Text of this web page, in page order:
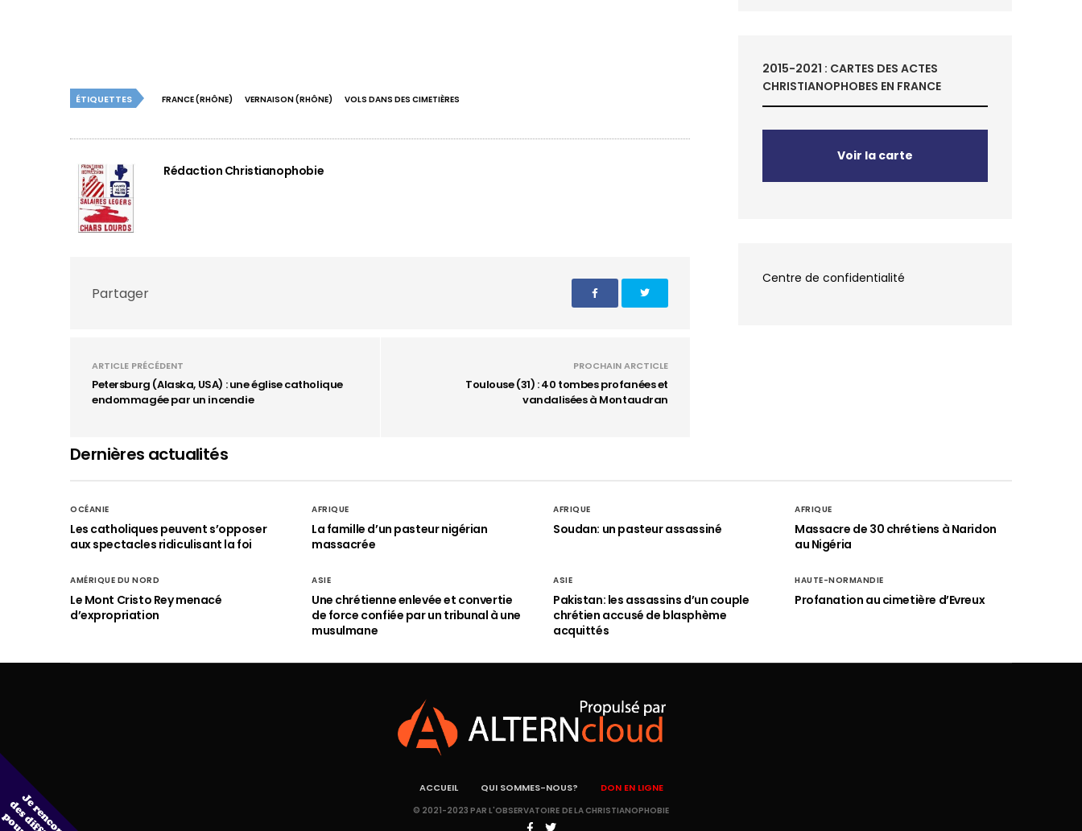
ÉTIQUETTES FRANCE (RHÔNE) VERNAISON (RHÔNE) VOLS DANS DES CIMETIÈRES
Rédaction Christianophobie
Partager
ARTICLE PRÉCÉDENT
Petersburg (Alaska, USA) : une église catholique
endommagée par un incendie
PROCHAIN ARCTICLE
Toulouse (31) : 40 tombes profanées et
vandalisées à Montaudran
2015-2021 : CARTES DES ACTES
CHRISTIANOPHOBES EN FRANCE
Voir la carte
Centre de confidentialité
Dernières actualités
OCÉANIE
Les catholiques peuvent s’opposer
aux spectacles ridiculisant la foi
AFRIQUE
La famille d’un pasteur nigérian
massacrée
AFRIQUE
Soudan: un pasteur assassiné
AFRIQUE
Massacre de 30 chrétiens à Naridon
au Nigéria
AMÉRIQUE DU NORD
Le Mont Cristo Rey menacé
d’expropriation
ASIE
Une chrétienne enlevée et convertie
de force confiée par un tribunal à une
musulmane
ASIE
Pakistan: les assassins d’un couple
chrétien accusé de blasphème
acquittés
HAUTE-NORMANDIE
Profanation au cimetière d’Evreux
ACCUEIL QUI SOMMES-NOUS? DON EN LIGNE
© 2021-2023 PAR L'OBSERVATOIRE DE LA CHRISTIANOPHOBIE